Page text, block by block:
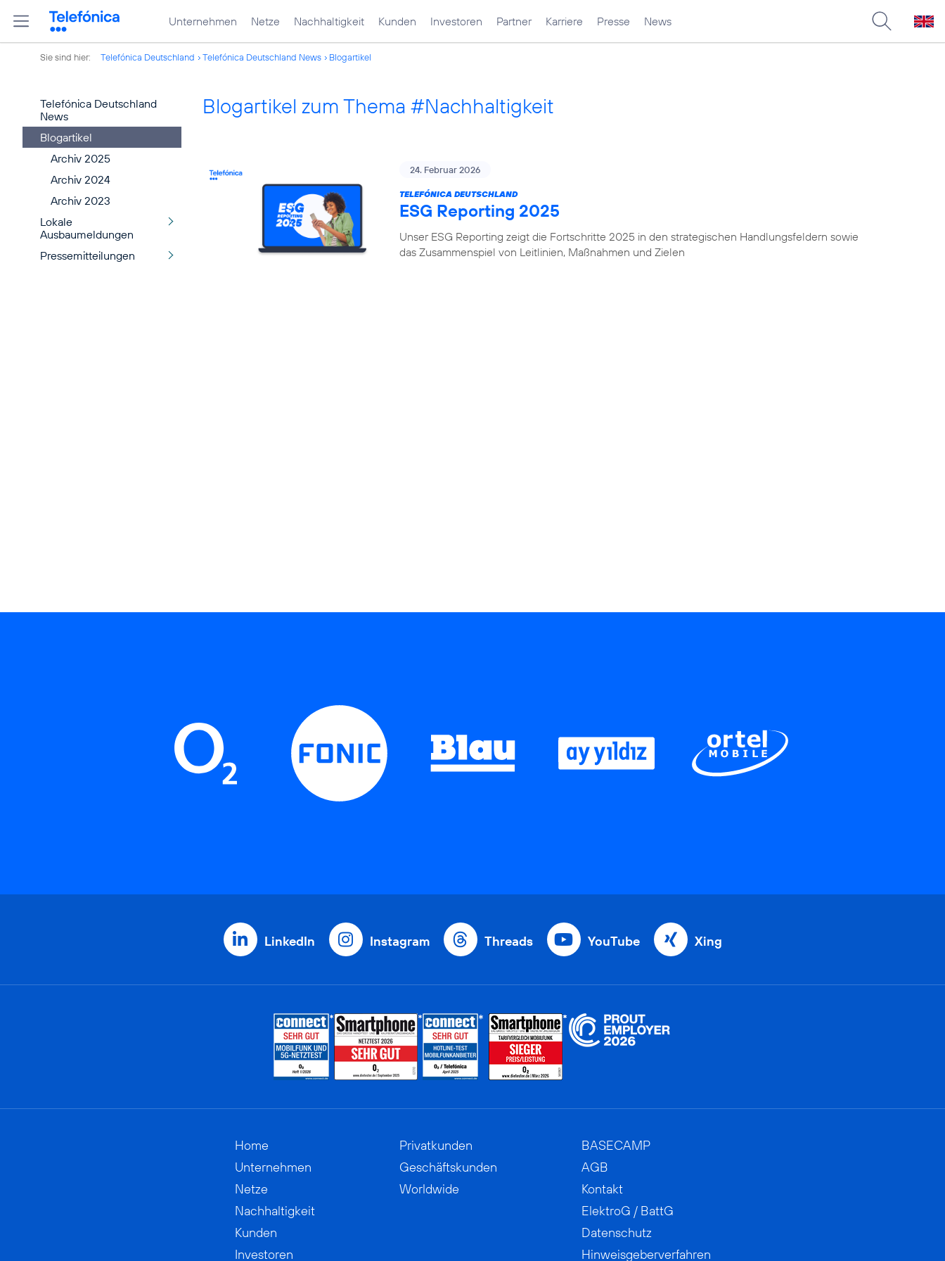
Unternehmen Netze Nachhaltigkeit Kunden Investoren Partner Karriere Presse News
Sie sind hier: Telefónica Deutschland Telefónica Deutschland News Blogartikel
Telefónica Deutschland
News
Blogartikel
Archiv 2025
Archiv 2024
Archiv 2023
Lokale
Ausbaumeldungen
Pressemitteilungen
Blogartikel zum Thema #Nachhaltigkeit
24. Februar 2026
TELEFÓNICA DEUTSCHLAND
ESG Reporting 2025
Unser ESG Reporting zeigt die Fortschritte 2025 in den strategischen Handlungsfeldern sowie
das Zusammenspiel von Leitlinien, Maßnahmen und Zielen
LinkedIn Instagram Threads YouTube Xing
Home
Unternehmen
Netze
Nachhaltigkeit
Kunden
Investoren
Privatkunden
Geschäftskunden
Worldwide
BASECAMP
AGB
Kontakt
ElektroG / BattG
Datenschutz
Hinweisgeberverfahren